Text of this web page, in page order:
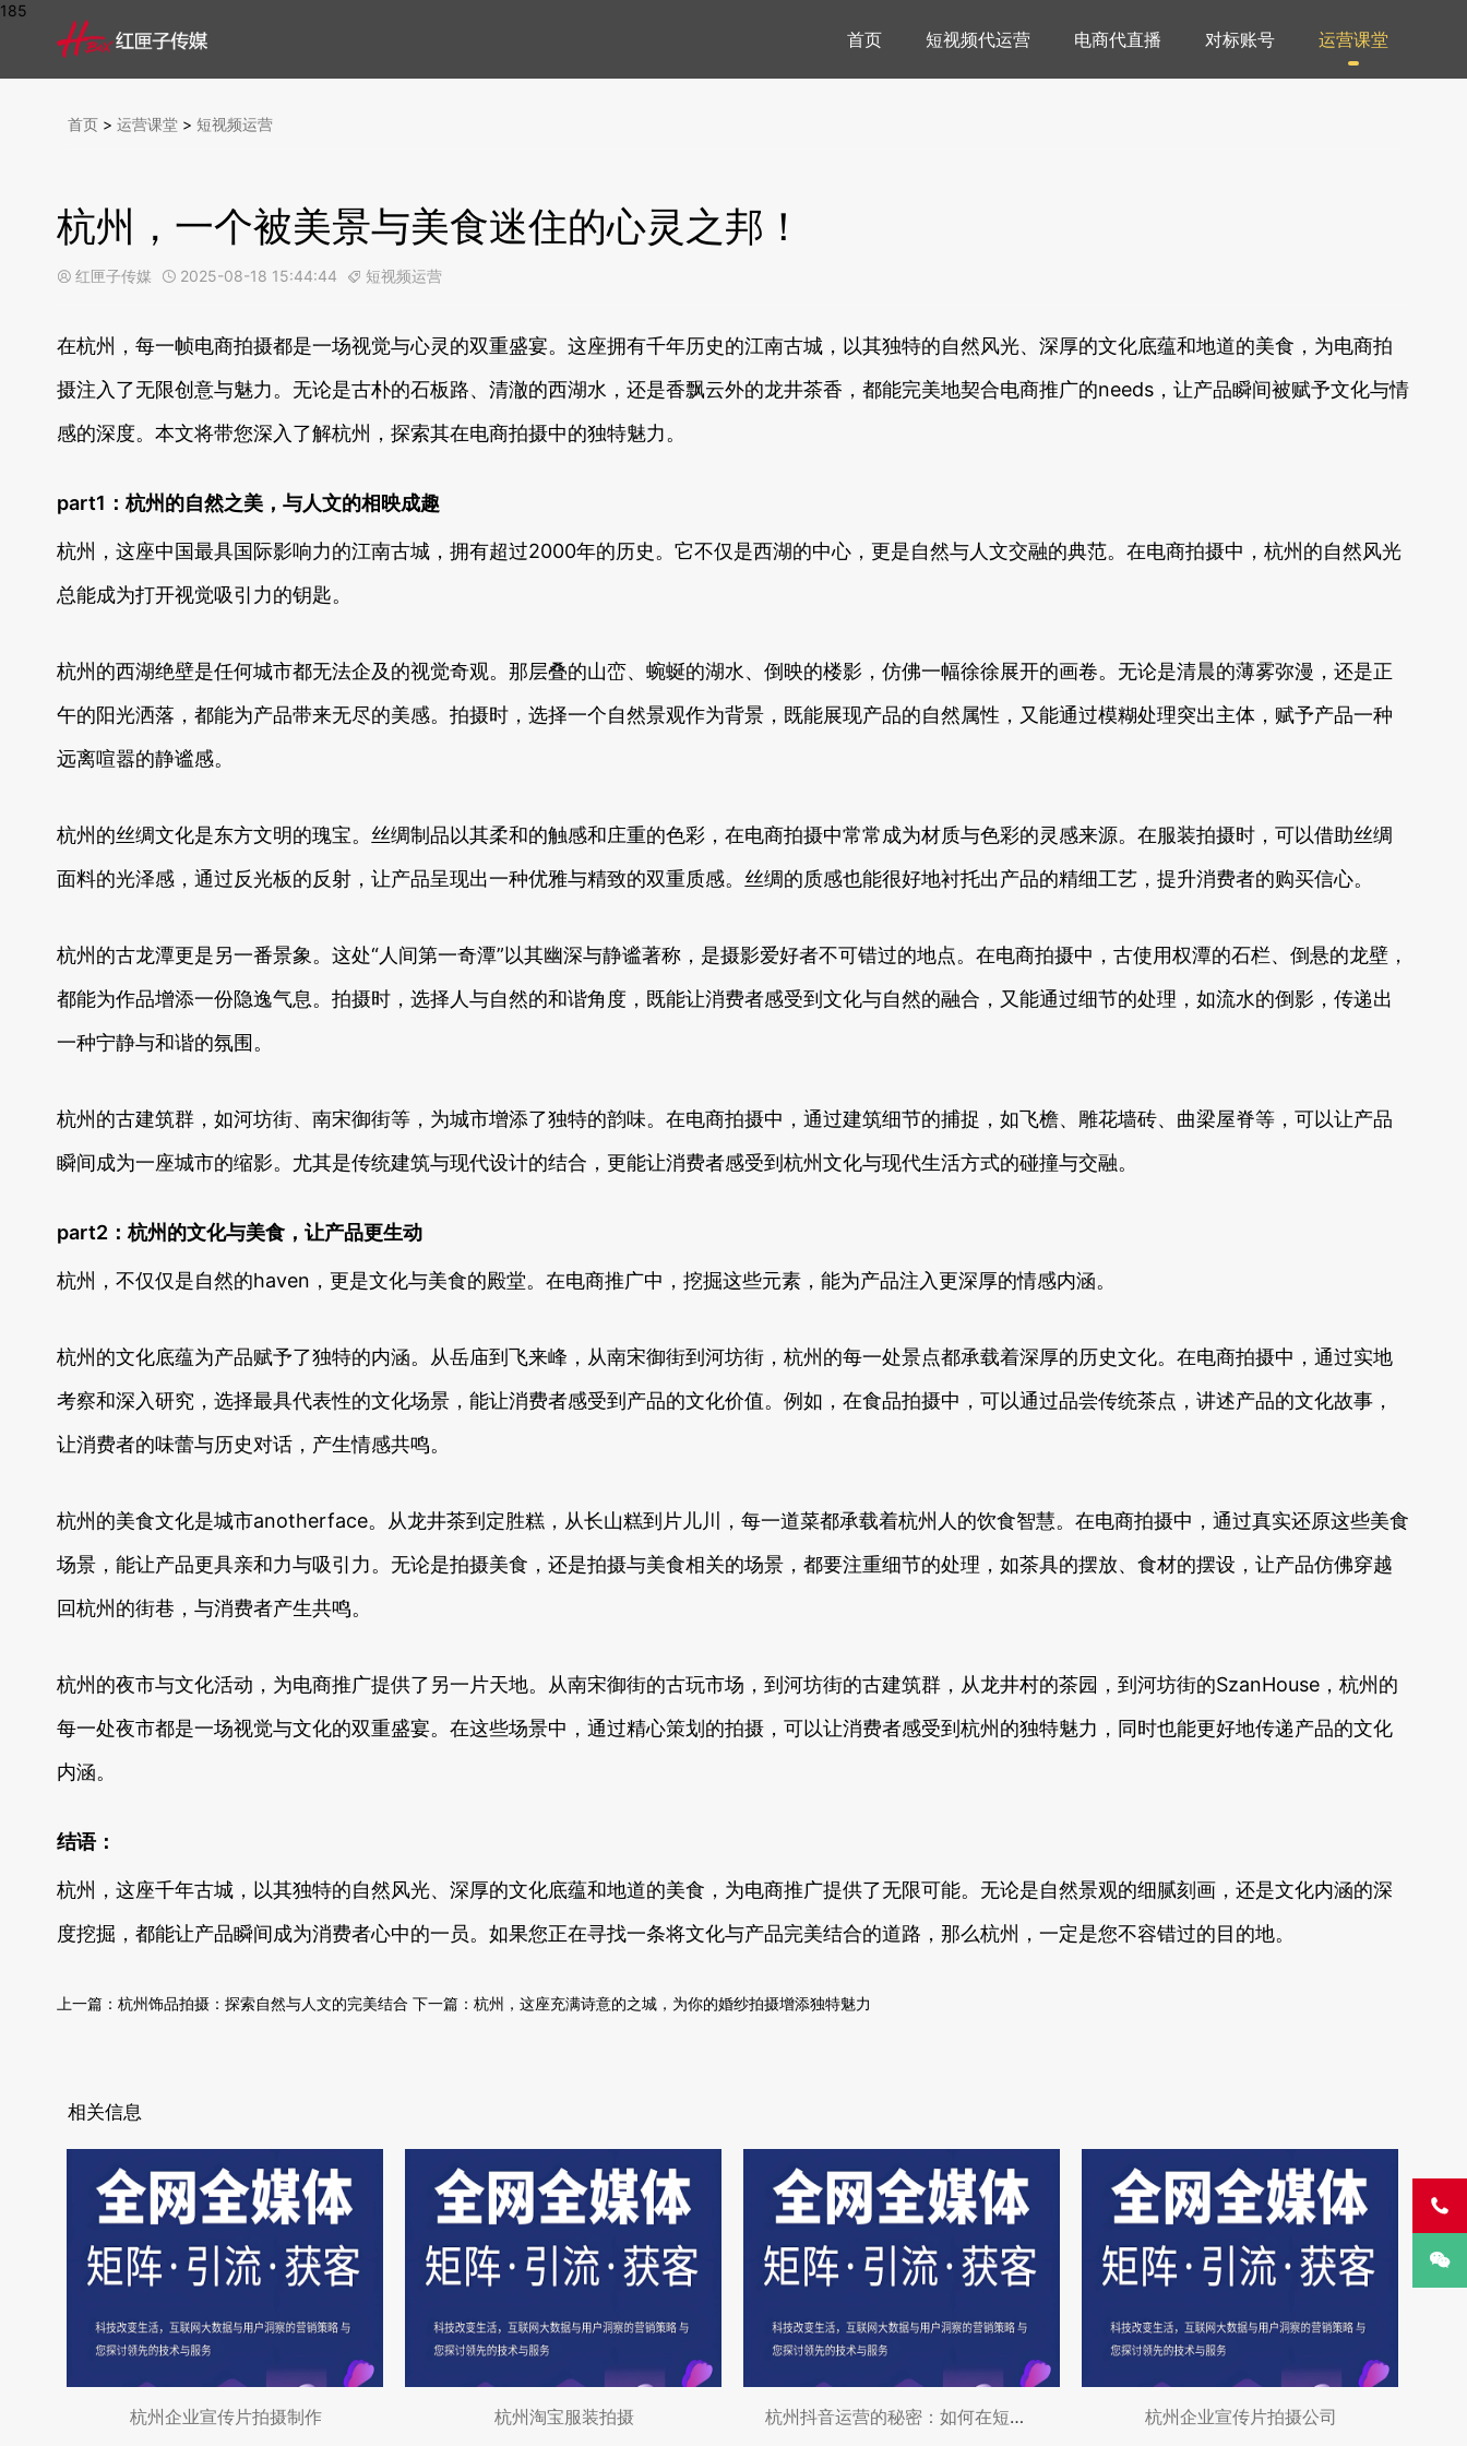
185
首页 短视频代运营 电商代直播 对标账号 运营课堂
首页 > 运营课堂 > 短视频运营
杭州，一个被美景与美食迷住的心灵之邦！
 红匣子传媒  2025-08-18 15:44:44  短视频运营
在杭州，每一帧电商拍摄都是一场视觉与心灵的双重盛宴。这座拥有千年历史的江南古城，以其独特的自然风光、深厚的文化底蕴和地道的美食，为电商拍
摄注入了无限创意与魅力。无论是古朴的石板路、清澈的西湖水，还是香飘云外的龙井茶香，都能完美地契合电商推广的needs，让产品瞬间被赋予文化与情
感的深度。本文将带您深入了解杭州，探索其在电商拍摄中的独特魅力。
part1：杭州的自然之美，与人文的相映成趣
杭州，这座中国最具国际影响力的江南古城，拥有超过2000年的历史。它不仅是西湖的中心，更是自然与人文交融的典范。在电商拍摄中，杭州的自然风光
总能成为打开视觉吸引力的钥匙。
杭州的西湖绝壁是任何城市都无法企及的视觉奇观。那层叠的山峦、蜿蜒的湖水、倒映的楼影，仿佛一幅徐徐展开的画卷。无论是清晨的薄雾弥漫，还是正
午的阳光洒落，都能为产品带来无尽的美感。拍摄时，选择一个自然景观作为背景，既能展现产品的自然属性，又能通过模糊处理突出主体，赋予产品一种
远离喧嚣的静谧感。
杭州的丝绸文化是东方文明的瑰宝。丝绸制品以其柔和的触感和庄重的色彩，在电商拍摄中常常成为材质与色彩的灵感来源。在服装拍摄时，可以借助丝绸
面料的光泽感，通过反光板的反射，让产品呈现出一种优雅与精致的双重质感。丝绸的质感也能很好地衬托出产品的精细工艺，提升消费者的购买信心。
杭州的古龙潭更是另一番景象。这处“人间第一奇潭”以其幽深与静谧著称，是摄影爱好者不可错过的地点。在电商拍摄中，古使用权潭的石栏、倒悬的龙壁，
都能为作品增添一份隐逸气息。拍摄时，选择人与自然的和谐角度，既能让消费者感受到文化与自然的融合，又能通过细节的处理，如流水的倒影，传递出
一种宁静与和谐的氛围。
杭州的古建筑群，如河坊街、南宋御街等，为城市增添了独特的韵味。在电商拍摄中，通过建筑细节的捕捉，如飞檐、雕花墙砖、曲梁屋脊等，可以让产品
瞬间成为一座城市的缩影。尤其是传统建筑与现代设计的结合，更能让消费者感受到杭州文化与现代生活方式的碰撞与交融。
part2：杭州的文化与美食，让产品更生动
杭州，不仅仅是自然的haven，更是文化与美食的殿堂。在电商推广中，挖掘这些元素，能为产品注入更深厚的情感内涵。
杭州的文化底蕴为产品赋予了独特的内涵。从岳庙到飞来峰，从南宋御街到河坊街，杭州的每一处景点都承载着深厚的历史文化。在电商拍摄中，通过实地
考察和深入研究，选择最具代表性的文化场景，能让消费者感受到产品的文化价值。例如，在食品拍摄中，可以通过品尝传统茶点，讲述产品的文化故事，
让消费者的味蕾与历史对话，产生情感共鸣。
杭州的美食文化是城市anotherface。从龙井茶到定胜糕，从长山糕到片儿川，每一道菜都承载着杭州人的饮食智慧。在电商拍摄中，通过真实还原这些美食
场景，能让产品更具亲和力与吸引力。无论是拍摄美食，还是拍摄与美食相关的场景，都要注重细节的处理，如茶具的摆放、食材的摆设，让产品仿佛穿越
回杭州的街巷，与消费者产生共鸣。
杭州的夜市与文化活动，为电商推广提供了另一片天地。从南宋御街的古玩市场，到河坊街的古建筑群，从龙井村的茶园，到河坊街的SzanHouse，杭州的
每一处夜市都是一场视觉与文化的双重盛宴。在这些场景中，通过精心策划的拍摄，可以让消费者感受到杭州的独特魅力，同时也能更好地传递产品的文化
内涵。
结语：
杭州，这座千年古城，以其独特的自然风光、深厚的文化底蕴和地道的美食，为电商推广提供了无限可能。无论是自然景观的细腻刻画，还是文化内涵的深
度挖掘，都能让产品瞬间成为消费者心中的一员。如果您正在寻找一条将文化与产品完美结合的道路，那么杭州，一定是您不容错过的目的地。
上一篇： 杭州饰品拍摄：探索自然与人文的完美结合 下一篇： 杭州，这座充满诗意的之城，为你的婚纱拍摄增添独特魅力
相关信息
杭州企业宣传片拍摄制作 杭州淘宝服装拍摄 杭州抖音运营的秘密：如何在短视频领域占据 杭州企业宣传片拍摄公司

